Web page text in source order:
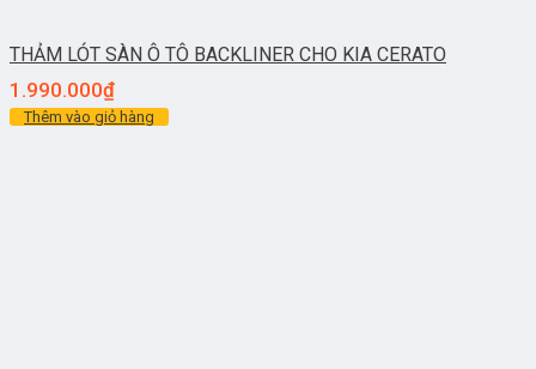
THẢM LÓT SÀN Ô TÔ BACKLINER CHO KIA CERATO
1.990.000₫
Thêm vào giỏ hàng